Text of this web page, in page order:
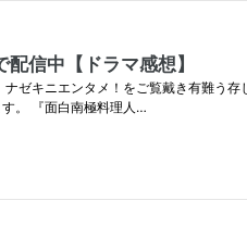
信中【ドラマ感想】
ゼキニエンタメ！をご覧戴き有難う
。 『面白南極料理人…